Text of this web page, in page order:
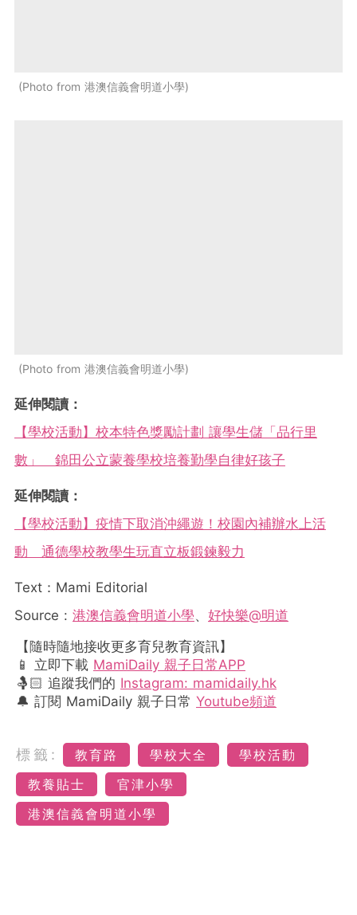
Photo from 港澳信義會明道小學
Photo from 港澳信義會明道小學
延伸閱讀：
【學校活動】校本特色獎勵計劃 讓學生儲「品行里
數」 錦田公立蒙養學校培養勤學自律好孩子
延伸閱讀：
【學校活動】疫情下取消沖繩遊！校園內補辦水上活
動 通德學校教學生玩直立板鍛鍊毅力
Text：Mami Editorial
Source : 港澳信義會明道小學、 好快樂@明道
【隨時隨地接收更多育兒教育資訊】
📱 立即下載 MamiDaily 親子日常APP
🤱🏻 追蹤我們的 Instagram: mamidaily.hk
🔔 訂閱 MamiDaily 親子日常 Youtube頻道
標籤: 教育路 學校大全
學校活動
教養貼士
官津小學
港澳信義會明道小學